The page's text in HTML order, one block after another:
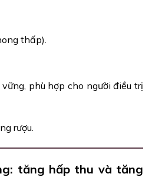
thấp).
phù hợp cho người điều trị
rượu.
tăng hấp thu và tăng